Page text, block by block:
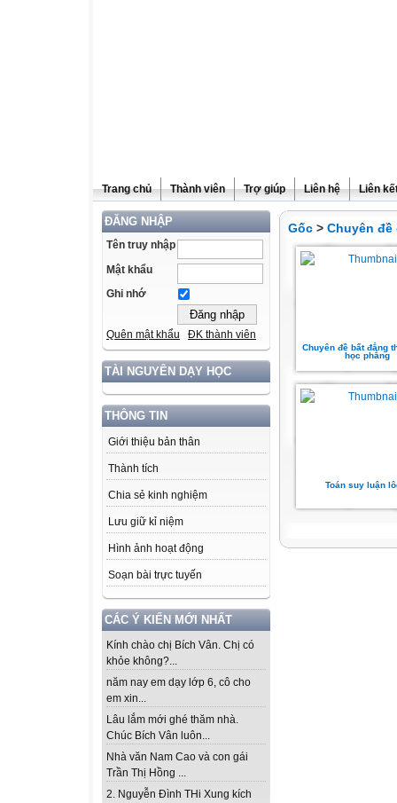
Trang chủ Thành viên Trợ giúp Liên hệ Liên
ĐĂNG NHẬP
Tên truy nhập
Mật khẩu
Ghi nhớ
Quên mật khẩu ĐK thành viên
TÀI NGUYÊN DẠY HỌC
THÔNG TIN
Giới thiệu bản thân
Thành tích
Chia sẻ kinh nghiệm
Lưu giữ kỉ niệm
Hình ảnh hoạt động
Soạn bài trực tuyến
CÁC Ý KIẾN MỚI NHẤT
Kính chào chị Bích Vân. Chị có
khỏe không?...
năm nay em dạy lớp 6, cô cho
em xin...
Lâu lắm mới ghé thăm nhà.
Chúc Bích Vân luôn...
Nhà văn Nam Cao và con gái
Trần Thị Hồng ...
2. Nguyễn Đình THi Xung kích
Gốc > Chuyên đề
Chuyên đề bất đẳng
học phẳng
Toán suy luận